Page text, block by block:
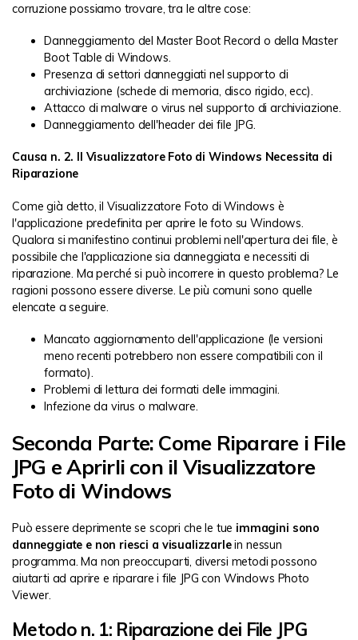
corruzione possiamo trovare, tra le altre cose:
Danneggiamento del Master Boot Record o della Master
Boot Table di Windows.
Presenza di settori danneggiati nel supporto di
archiviazione (schede di memoria, disco rigido, ecc).
Attacco di malware o virus nel supporto di archiviazione.
Danneggiamento dell'header dei file JPG.
Causa n. 2. Il Visualizzatore Foto di Windows Necessita di
Riparazione
Come già detto, il Visualizzatore Foto di Windows è
l'applicazione predefinita per aprire le foto su Windows.
Qualora si manifestino continui problemi nell'apertura dei file, è
possibile che l'applicazione sia danneggiata e necessiti di
riparazione. Ma perché si può incorrere in questo problema? Le
ragioni possono essere diverse. Le più comuni sono quelle
elencate a seguire.
Mancato aggiornamento dell'applicazione (le versioni
meno recenti potrebbero non essere compatibili con il
formato).
Problemi di lettura dei formati delle immagini.
Infezione da virus o malware.
Seconda Parte: Come Riparare i File
JPG e Aprirli con il Visualizzatore
Foto di Windows
Può essere deprimente se scopri che le tue immagini sono
danneggiate e non riesci a visualizzarlein nessun
programma. Ma non preoccuparti, diversi metodi possono
aiutarti ad aprire e riparare i file JPG con Windows Photo
Viewer.
Metodo n. 1: Riparazione dei File JPG